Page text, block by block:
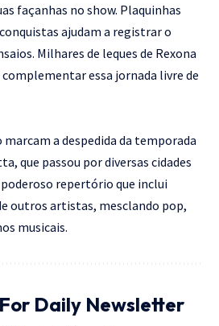
façanhas no show. Plaquinhas
ajudam a registrar o
Milhares de leques de Rexona
essa jornada livre de
marcam a despedida da temporada
que passou por diversas cidades
repertório que inclui
outros artistas, mesclando pop,
musicais.
Daily Newsletter